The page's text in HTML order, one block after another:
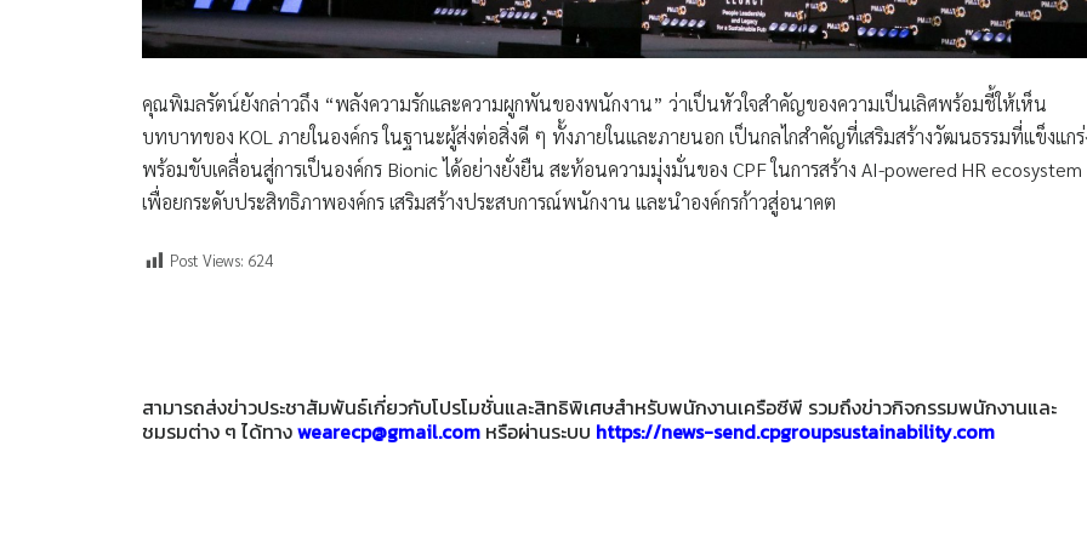
คุณพิมลรัตน์ยังกล่าวถึง “พลังความรักและความผูกพันของพนักงาน” ว่าเป็นหัวใจสำคัญของความเป็นเลิศพร้อมชี้ให้เห็น
บทบาทของ KOL ภายในองค์กร ในฐานะผู้ส่งต่อสิ่งดี ๆ ทั้งภายในและภายนอก เป็นกลไกสำคัญที่เสริมสร้างวัฒนธรรมที่แข็งแกร่
พร้อมขับเคลื่อนสู่การเป็นองค์กร Bionic ได้อย่างยั่งยืน สะท้อนความมุ่งมั่นของ CPF ในการสร้าง AI-powered HR ecosystem
เพื่อยกระดับประสิทธิภาพองค์กร เสริมสร้างประสบการณ์พนักงาน และนำองค์กรก้าวสู่อนาคต
Post Views: 624
สามารถส่งข่าวประชาสัมพันธ์เกี่ยวกับโปรโมชั่นและสิทธิพิเศษสำหรับพนักงานเครือซีพี รวมถึงข่าวกิจกรรมพนักงานและ
ชมรมต่าง ๆ ได้ทางwearecp@gmail.com หรือผ่านระบบ https://news-send.cpgroupsustainability.com